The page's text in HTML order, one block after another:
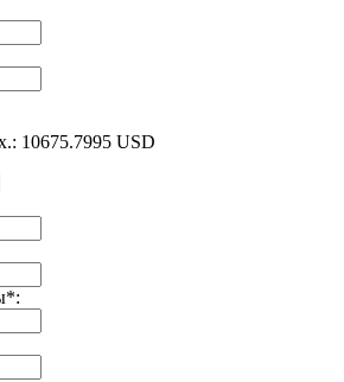
10675.7995 USD
*: